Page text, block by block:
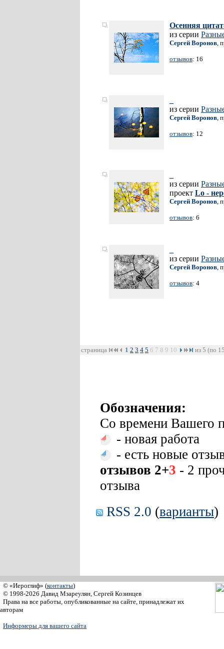
Осенняя
из серии
Сергей Воронов,
отзывов: 16
из серии
Сергей Воронов,
отзывов: 12
из серии
проект Lo -
Сергей Воронов,
отзывов: 6
из серии
Сергей Воронов,
отзывов: 4
страница 1 2 3 4 5 6 7 8 9 10 из 5 (по
Обозначения:
Со времени Вашего
- новая работа
- есть новые
отзывов 2+3 - 2
отзыва
RSS 2.0 (варианты)
© «Иероглиф» (контакты)
© 1998-2026 Давид Мзареулян, Сергей Козинцев
Права на все работы, опубликованные на сайте, принадлежат их
авторам
Информеры для вашего сайта